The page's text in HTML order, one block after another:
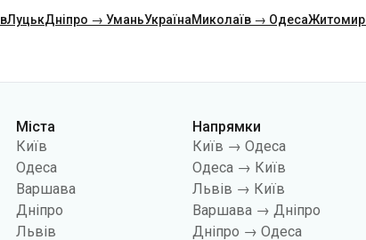
ЛуцькДніпро → УманьУкраїнаМиколаїв → ОдесаЖитомир
Міста
Київ
Одеса
Варшава
Дніпро
Львів
Напрямки
Київ → Одеса
Одеса → Київ
Львів → Київ
Варшава → Дніпро
Дніпро → Одеса